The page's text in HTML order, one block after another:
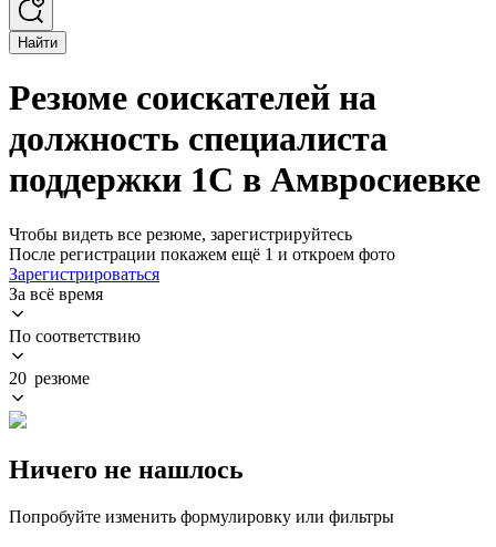
Найти
Резюме соискателей на
должность специалиста
поддержки 1С в Амвросиевке
Чтобы видеть все резюме, зарегистрируйтесь
После регистрации покажем ещё 1 и откроем фото
Зарегистрироваться
За всё время
По соответствию
20 резюме
Ничего не нашлось
Попробуйте изменить формулировку или фильтры